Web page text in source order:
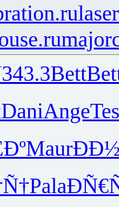
343.3Bett
DaniAnge
Maur
Pala